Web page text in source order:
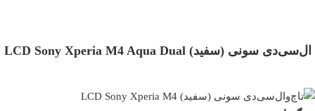
ال‌سی‌دی سونی (سفید) LCD Sony Xperia M4 Aqua Dual